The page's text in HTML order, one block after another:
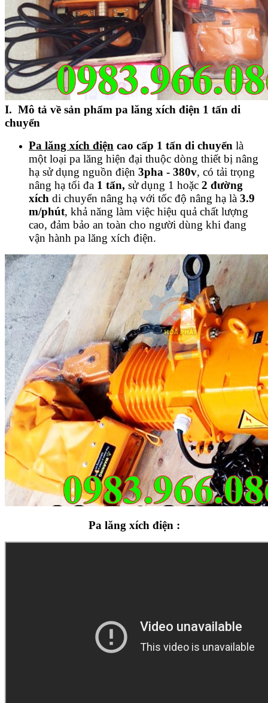
I. Mô tả về sản phẩm pa lăng xích điện 1 tấn di
chuyển
Pa lăng xích điện cao cấp 1 tấn di chuyển là
một loại pa lăng hiện đại thuộc dòng thiết bị nâng
hạ sử dụng nguồn điện 3pha - 380v, có tải trọng
nâng hạ tối đa 1 tấn, sử dụng 1 hoặc 2 đường
xích di chuyển nâng hạ với tốc độ nâng hạ là 3.9
m/phút, khả năng làm việc hiệu quả chất lượng
cao, đảm bảo an toàn cho người dùng khi đang
vận hành pa lăng xích điện.
Pa lăng xích điện :